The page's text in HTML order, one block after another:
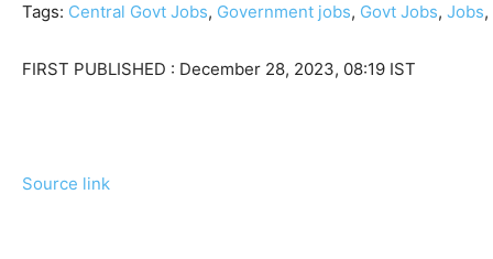
Tags: Central Govt Jobs, Government jobs, Govt Jobs, Jobs,
FIRST PUBLISHED : December 28, 2023, 08:19 IST
Source link